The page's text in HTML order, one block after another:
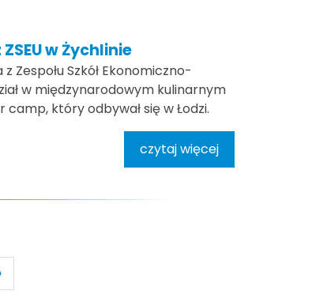
w Żychlinie
Zespołu Szkół Ekonomiczno-
w międzynarodowym kulinarnym
który odbywał się w Łodzi.
czytaj więcej